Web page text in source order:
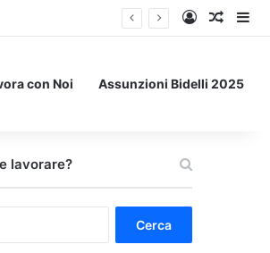
Accedi
Un
con Noi Assunzioni Bidelli 2025
lavorare?